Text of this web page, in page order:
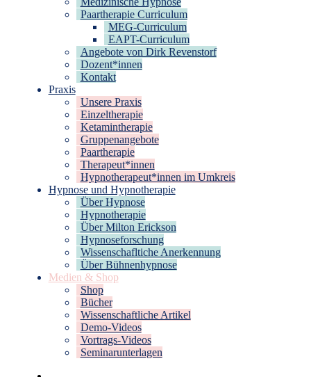
Paartherapie Curriculum
MEG-Curriculum
EAPT-Curriculum
Angebote von Dirk Revenstorf
Dozent*innen
Kontakt
Praxis
Unsere Praxis
Einzeltherapie
Ketamintherapie
Gruppenangebote
Paartherapie
Therapeut*innen
Hypnotherapeut*innen im Umkreis
Hypnose und Hypnotherapie
Über Hypnose
Hypnotherapie
Über Milton Erickson
Hypnoseforschung
Wissenschafltiche Anerkennung
Über Bühnenhypnose
Medien & Shop
Shop
Bücher
Wissenschaftliche Artikel
Demo-Videos
Vortrags-Videos
Seminarunterlagen